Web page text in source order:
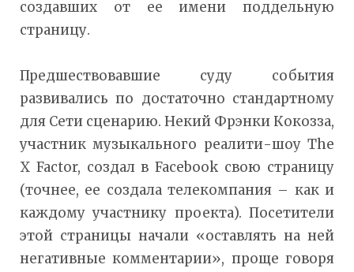
создавших от ее имени поддельную
страницу.
Предшествовавшие суду события
развивались по достаточно стандартному
для Сети сценарию. Некий Фрэнки Кокозза,
участник музыкального реалити-шоу The
X Factor, создал в Facebook свою страницу
(точнее, ее создала телекомпания – как и
каждому участнику проекта). Посетители
этой страницы начали «оставлять на ней
негативные комментарии», проще говоря